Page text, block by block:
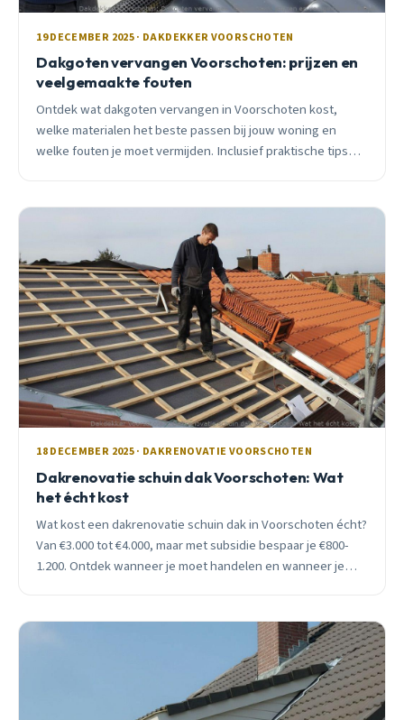
19 DECEMBER 2025 · DAKDEKKER VOORSCHOTEN
Dakgoten vervangen Voorschoten: prijzen en
veelgemaakte fouten
Ontdek wat dakgoten vervangen in Voorschoten kost,
welke materialen het beste passen bij jouw woning en
welke fouten je moet vermijden. Inclusief praktische tips
18 DECEMBER 2025 · DAKRENOVATIE VOORSCHOTEN
Dakrenovatie schuin dak Voorschoten: Wat
het écht kost
Wat kost een dakrenovatie schuin dak in Voorschoten écht?
Van €3.000 tot €4.000, maar met subsidie bespaar je €800-
1.200. Ontdek wanneer je moet handelen en wanneer je